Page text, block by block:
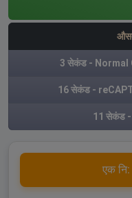
3 सेकंड - Normal
16 सेकंड -
11 सेकंड -
एक